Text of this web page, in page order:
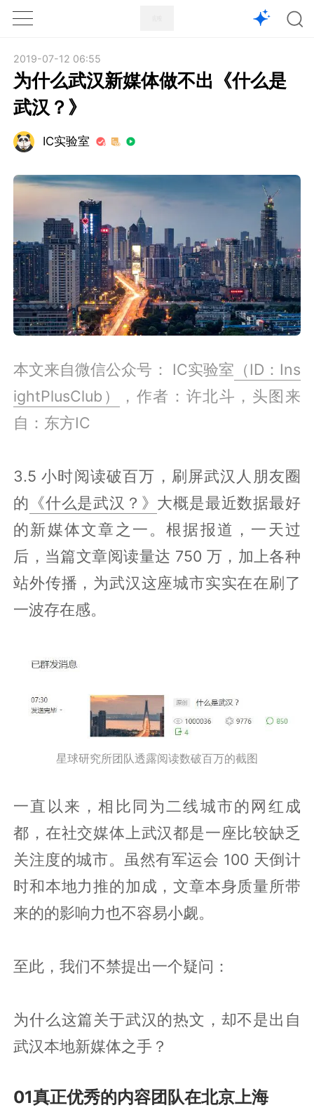
1X
2019-07-12 06:55
为什么武汉新媒体做不出《什么是
武汉？》
IC实验室
本文来自微信公众号： IC实验室 （ID：Ins
ightPlusClub）
，作者：许北斗，头图来
自：东方IC
3.5 小时阅读破百万，刷屏武汉人朋友圈
的 《什么是武汉？》 大概是最近数据最好
的新媒体文章之一。根据报道，一天过
后，当篇文章阅读量达 750 万，加上各种
站外传播，为武汉这座城市实实在在刷了
一波存在感。
星球研究所团队透露阅读数破百万的截图
一直以来，相比同为二线城市的网红成
都，在社交媒体上武汉都是一座比较缺乏
关注度的城市。虽然有军运会 100 天倒计
时和本地力推的加成，文章本身质量所带
来的的影响力也不容易小觑。
至此，我们不禁提出一个疑问：
为什么这篇关于武汉的热文，却不是出自
武汉本地新媒体之手？
01真正优秀的内容团队在北京上海